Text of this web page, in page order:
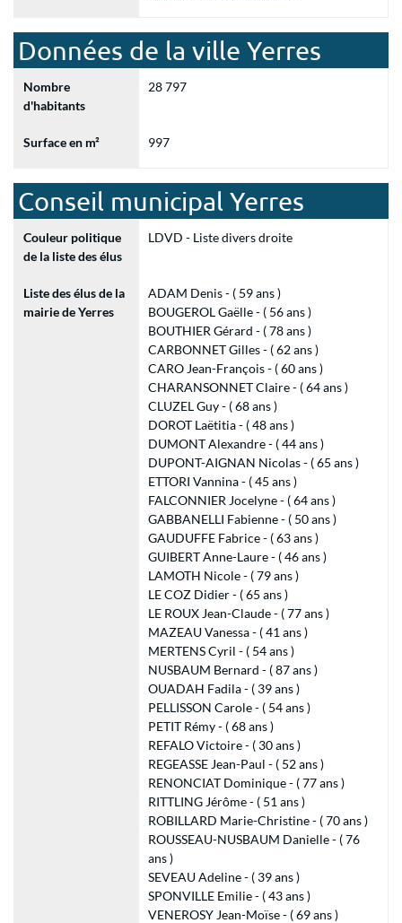
Données de la ville Yerres
Nombre
d'habitants
28 797
Surface en m² 997
Conseil municipal Yerres
Couleur politique
de la liste des élus
LDVD - Liste divers droite
Liste des élus de la
mairie de Yerres
ADAM Denis - ( 59 ans )
BOUGEROL Gaëlle - ( 56 ans )
BOUTHIER Gérard - ( 78 ans )
CARBONNET Gilles - ( 62 ans )
CARO Jean-François - ( 60 ans )
CHARANSONNET Claire - ( 64 ans )
CLUZEL Guy - ( 68 ans )
DOROT Laëtitia - ( 48 ans )
DUMONT Alexandre - ( 44 ans )
DUPONT-AIGNAN Nicolas - ( 65 ans )
ETTORI Vannina - ( 45 ans )
FALCONNIER Jocelyne - ( 64 ans )
GABBANELLI Fabienne - ( 50 ans )
GAUDUFFE Fabrice - ( 63 ans )
GUIBERT Anne-Laure - ( 46 ans )
LAMOTH Nicole - ( 79 ans )
LE COZ Didier - ( 65 ans )
LE ROUX Jean-Claude - ( 77 ans )
MAZEAU Vanessa - ( 41 ans )
MERTENS Cyril - ( 54 ans )
NUSBAUM Bernard - ( 87 ans )
OUADAH Fadila - ( 39 ans )
PELLISSON Carole - ( 54 ans )
PETIT Rémy - ( 68 ans )
REFALO Victoire - ( 30 ans )
REGEASSE Jean-Paul - ( 52 ans )
RENONCIAT Dominique - ( 77 ans )
RITTLING Jérôme - ( 51 ans )
ROBILLARD Marie-Christine - ( 70 ans )
ROUSSEAU-NUSBAUM Danielle - ( 76
ans )
SEVEAU Adeline - ( 39 ans )
SPONVILLE Emilie - ( 43 ans )
VENEROSY Jean-Moïse - ( 69 ans )